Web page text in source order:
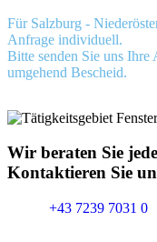
Für Salzburg -
Anfrage individuell.
Bitte senden Sie uns Ihre
umgehend Bescheid.
Wir beraten Sie
Kontaktieren Sie
+43 7239 7031 0